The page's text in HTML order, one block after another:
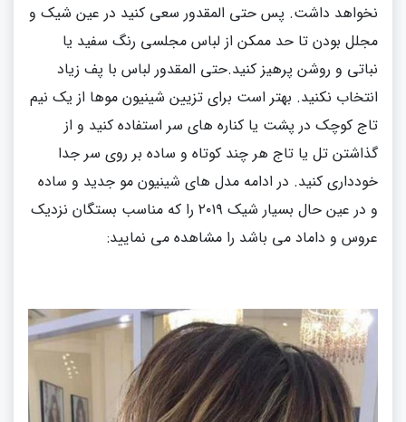
نخواهد داشت. پس حتی المقدور سعی کنید در عین شیک و
مجلل بودن تا حد ممکن از لباس مجلسی رنگ سفید یا
نباتی و روشن پرهیز کنید.حتی المقدور لباس با پف زیاد
انتخاب نکنید. بهتر است برای تزیین شینیون موها از یک نیم
تاج کوچک در پشت یا کناره های سر استفاده کنید و از
گذاشتن تل یا تاج هر چند کوتاه و ساده بر روی سر جدا
خودداری کنید. در ادامه مدل های شینیون مو جدید و ساده
و در عین حال بسیار شیک ۲۰۱۹ را که مناسب بستگان نزدیک
عروس و داماد می باشد را مشاهده می نمایید: